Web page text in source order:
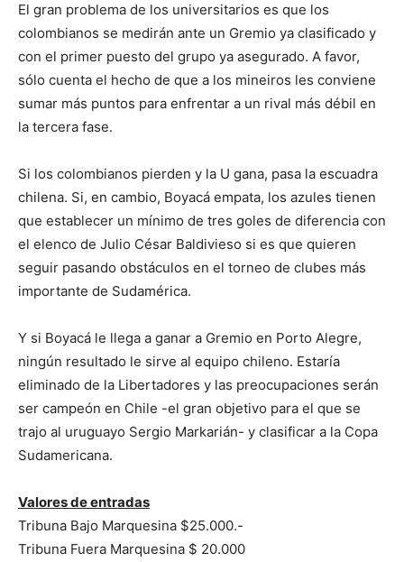
El gran problema de los universitarios es que los
colombianos se medirán ante un Gremio ya clasificado y
con el primer puesto del grupo ya asegurado. A favor,
sólo cuenta el hecho de que a los mineiros les conviene
sumar más puntos para enfrentar a un rival más débil en
la tercera fase.
Si los colombianos pierden y la U gana, pasa la escuadra
chilena. Si, en cambio, Boyacá empata, los azules tienen
que establecer un mínimo de tres goles de diferencia con
el elenco de Julio César Baldivieso si es que quieren
seguir pasando obstáculos en el torneo de clubes más
importante de Sudamérica.
Y si Boyacá le llega a ganar a Gremio en Porto Alegre,
ningún resultado le sirve al equipo chileno. Estaría
eliminado de la Libertadores y las preocupaciones serán
ser campeón en Chile -el gran objetivo para el que se
trajo al uruguayo Sergio Markarián- y clasificar a la Copa
Sudamericana.
Valores de entradas
Tribuna Bajo Marquesina $25.000.-
Tribuna Fuera Marquesina $ 20.000